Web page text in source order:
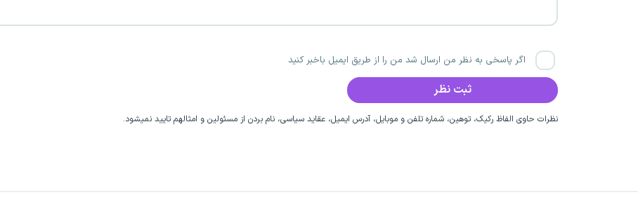
اگر پاسخی به نظر من ارسال شد من را از طریق ایمیل باخبر کنید
نظرات حاوی الفاظ رکیک، توهین، شماره تلفن و موبایل، آدرس ایمیل، عقاید سیاسی، نام بردن از مسئولین و امثالهم تایید نمیشود.